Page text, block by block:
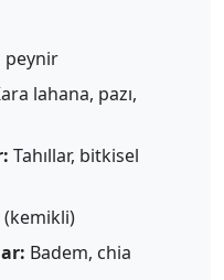
peynir
lahana, pazı,
Tahıllar, bitkisel
(kemikli)
Badem, chia